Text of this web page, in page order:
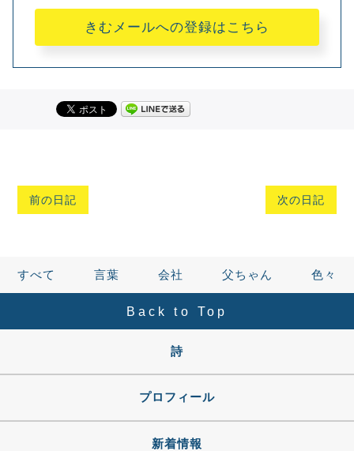
きむメールへの登録はこちら
前の日記 次の日記
すべて 言葉 会社 父ちゃん 色々
Back to Top
詩
プロフィール
新着情報